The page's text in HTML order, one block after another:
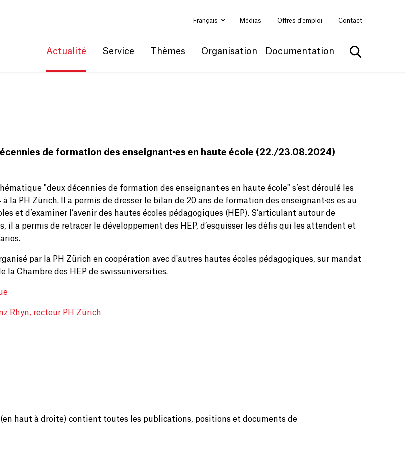
Français Médias Offres d'emploi Contact
Actualité Service Thèmes Organisation Documentation
Afficher la
de formation des enseignant·es en haute école (22./23.08.2024)
"deux décennies de formation des enseignant·es en haute école" s’est déroulé les
la PH Zürich. Il a permis de dresser le bilan de 20 ans de formation des enseignant·es es au
et d’examiner l’avenir des hautes écoles pédagogiques (HEP). S’articulant autour de
il a permis de retracer le développement des HEP, d’esquisser les défis qui les attendent et
par la PH Zürich en coopération avec d'autres hautes écoles pédagogiques, sur mandat
la Chambre des HEP de swissuniversities.
Rhyn, recteur PH Zürich
haut à droite) contient toutes les publications, positions et documents de